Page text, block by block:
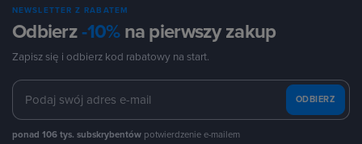
NEWSLETTER Z RABATEM
Odbierz-10%na pierwszy zakup
Zapisz się i odbierz kod rabatowy na start.
ODBIERZ
ponad 106 tys. subskrybentów potwierdzenie e-mailem